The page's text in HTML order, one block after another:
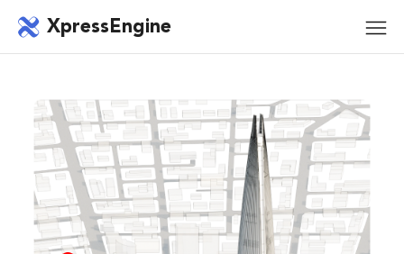
XpressEngine
모바